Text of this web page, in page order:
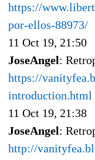
https://
por-ellos-88973/
11 Oct 19, 21:50
JoseAngel:
https://
introduction.html
11 Oct 19, 21:38
JoseAngel:
http://